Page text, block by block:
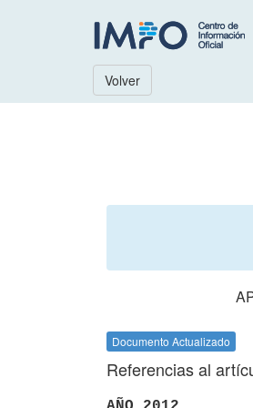
Volver
Documento Actualizado
Referencias al